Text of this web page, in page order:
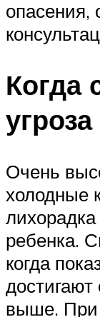
опасения,
Когда
Очень
холодные
ребенка.
когда
выше. При